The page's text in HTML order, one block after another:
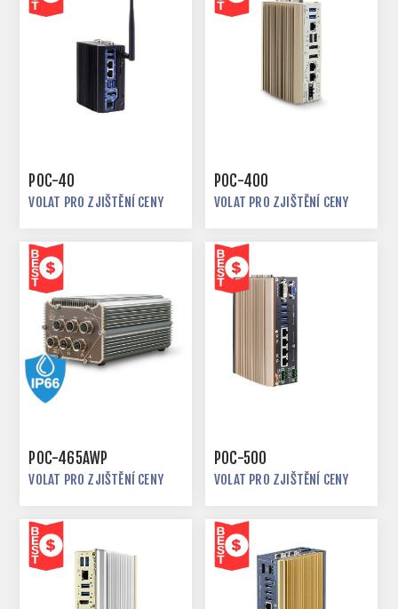
POC-40
VOLAT PRO ZJIŠTĚNÍ CENY
POC-400
VOLAT PRO ZJIŠTĚNÍ CENY
POC-465AWP
VOLAT PRO ZJIŠTĚNÍ CENY
POC-500
VOLAT PRO ZJIŠTĚNÍ CENY